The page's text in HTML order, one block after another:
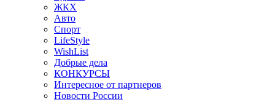
ЖКХ
Авто
Спорт
LifeStyle
WishList
Добрые дела
КОНКУРСЫ
Интересное от партнеров
Новости России